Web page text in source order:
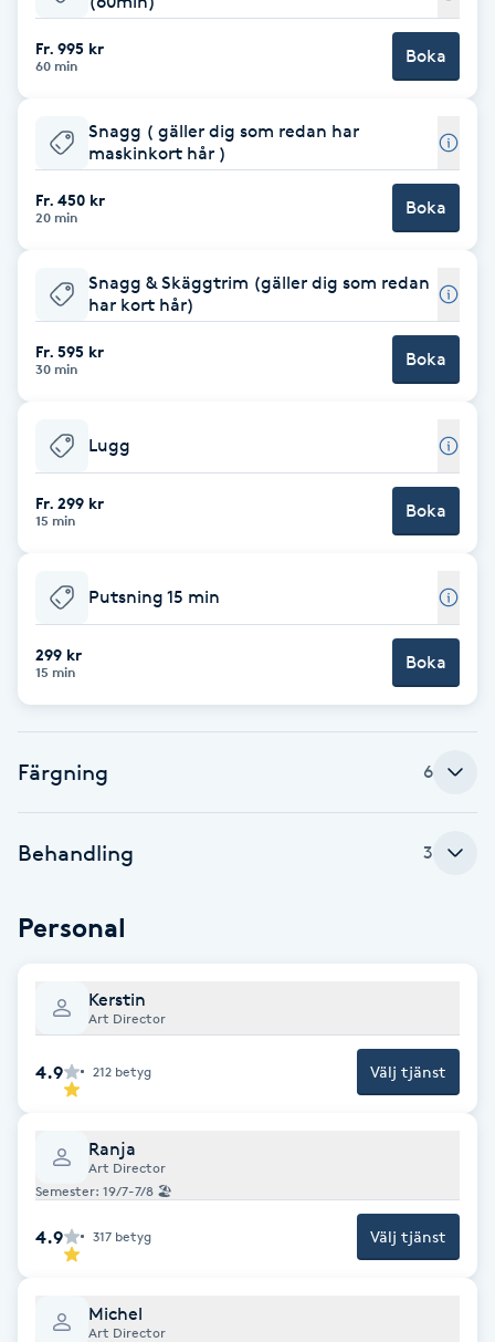
Babylights
Balayage
Bambumassage
Barber
Barnklippning
BIAB
Blowout
Bottenfärg
Brynfärgning
Brynplockning
C
Celluliter
Color correction
Cryoterapi
Damklippning
Dermapen
Diamantslipning
Fr. 995 kr
60 min Boka
Snagg ( gäller dig som redan har
maskinkort hår )
Fr. 450 kr
20 min Boka
Snagg & Skäggtrim (gäller dig som redan
har kort hår)
Fr. 595 kr
30 min Boka
Lugg
Fr. 299 kr
15 min Boka
Putsning 15 min
299 kr
15 min Boka
Färgning 6
Behandling 3
Personal
Kerstin
Art Director
4.9 212 betyg Välj tjänst
Ranja
Art Director
Semester: 19/7-7/8 🏖️
4.9 317 betyg Välj tjänst
Michel
Art Director